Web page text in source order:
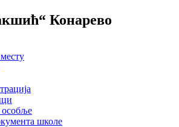
Конарево
школе